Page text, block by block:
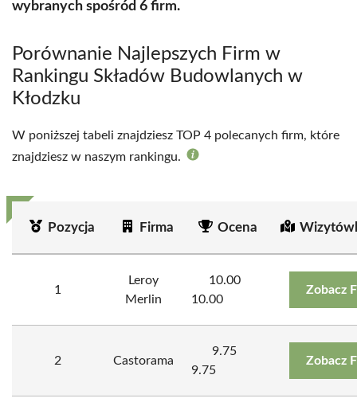
wybranych spośród 6 firm.
Porównanie Najlepszych Firm w
Rankingu Składów Budowlanych w
Kłodzku
W poniższej tabeli znajdziesz TOP 4 polecanych firm, które
znajdziesz w naszym rankingu.
Pozycja Firma Ocena
1
Leroy
Merlin
10.00
10.00
Zobacz
2 Castorama
9.75
9.75
Zobacz